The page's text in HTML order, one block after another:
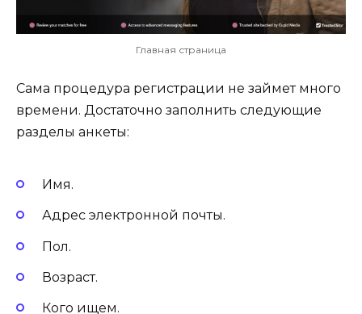
Главная страница
Сама процедура регистрации не займет много
времени. Достаточно заполнить следующие
разделы анкеты:
Имя.
Адрес электронной почты.
Пол.
Возраст.
Кого ищем.